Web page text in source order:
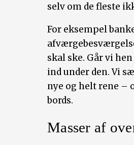
selv om de fleste
For eksempel
skal ske. Går vi
ind under den. Vi
nye og helt rene –
bords.
Masser af